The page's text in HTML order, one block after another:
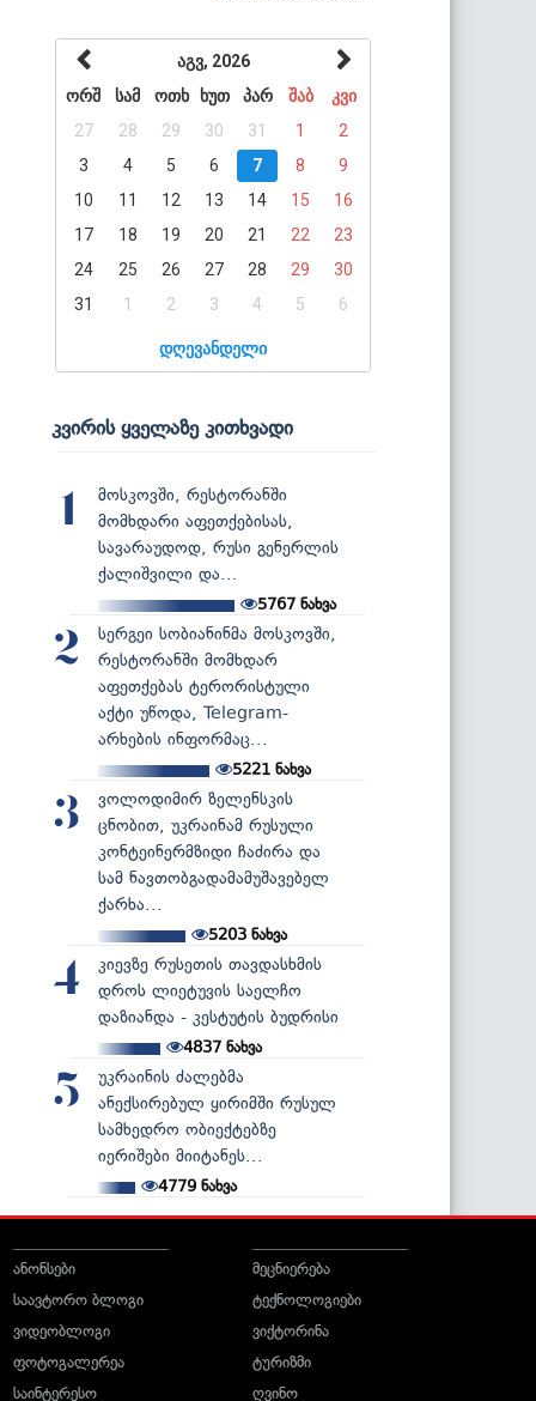
აგვ, 2026
ორშ
სამ ოთხ ხუთ პარ შაბ
კვი
27
28 29 30 31 1
2
3
4 5 6 7 8
9
10
11 12 13 14 15
16
17
18 19 20 21 22
23
24
25 26 27 28 29
30
31
1 2 3 4 5 6
დღევანდელი
კვირის ყველაზე კითხვადი
1
მოსკოვში, რესტორანში
მომხდარი აფეთქებისას,
სავარაუდოდ, რუსი გენერლის
ქალიშვილი და...
5767 ნახვა
2
სერგეი სობიანინმა მოსკოვში,
რესტორანში მომხდარ
აფეთქებას ტერორისტული
აქტი უწოდა, Telegram-
არხების ინფორმაც...
5221 ნახვა
3
ვოლოდიმირ ზელენსკის
ცნობით, უკრაინამ რუსული
კონტეინერმზიდი ჩაძირა და
სამ ნავთობგადამამუშავებელ
ქარხა...
5203ნახვა
4
კიევზე რუსეთის თავდასხმის
დროს ლიეტუვის საელჩო
დაზიანდა - კესტუტის ბუდრისი
4837ნახვა
5
უკრაინის ძალებმა
ანექსირებულ ყირიმში რუსულ
სამხედრო ობიექტებზე
იერიშები მიიტანეს...
4779 ნახვა
ანონსები
საავტორო ბლოგი
ვიდეობლოგი
ფოტოგალერეა
საინტერესო
მეცნიერება
ტექნოლოგიები
ვიქტორინა
ტურიზმი
ღვინო